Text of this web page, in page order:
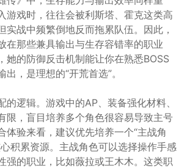
游戏时，往往会被利斯塔、霍克这类高
实战中频繁倒地反而拖累队伍。因此，
在那些兼具输出与生存容错率的职业
她的防御反击机制能让你在熟悉BOSS
，是理想的“开荒首选”。
的逻辑。游戏中的AP、装备强化材料、
限，盲目培养多个角色很容易导致主号
体验来看，建议优先培养一个“主战角
积累资源。主战角色可以选择操作手感
强的职业，比如薇拉或王木木。这类职